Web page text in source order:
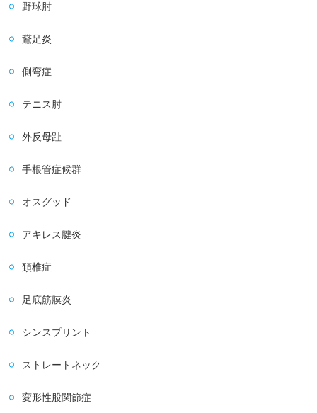
野球肘
鵞足炎
側弯症
テニス肘
外反母趾
手根管症候群
オスグッド
アキレス腱炎
頚椎症
足底筋膜炎
シンスプリント
ストレートネック
変形性股関節症